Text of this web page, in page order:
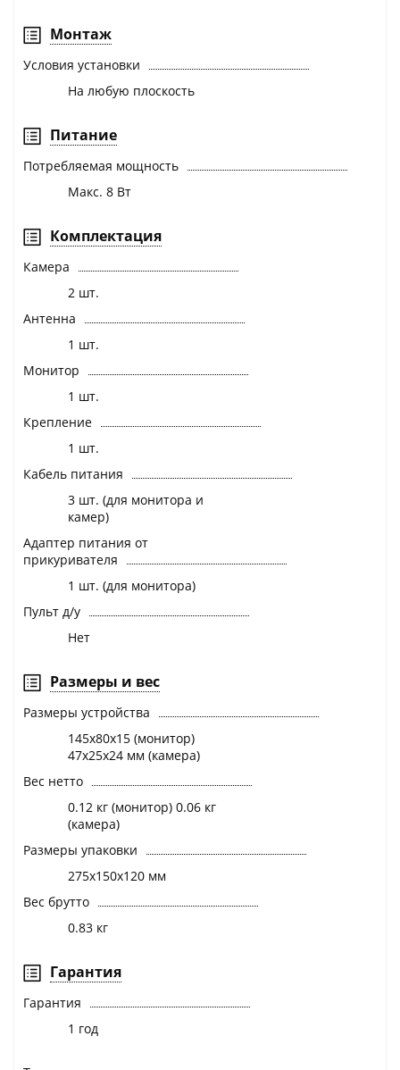
Монтаж
Условия установки
На любую плоскость
Питание
Потребляемая мощность
Макс. 8 Вт
Комплектация
Камера
2 шт.
Антенна
1 шт.
Монитор
1 шт.
Крепление
1 шт.
Кабель питания
3 шт. (для монитора и
камер)
Адаптер питания от
прикуривателя
1 шт. (для монитора)
Пульт д/у
Нет
Размеры и вес
Размеры устройства
145х80х15 (монитор)
47х25х24 мм (камера)
Вес нетто
0.12 кг (монитор) 0.06 кг
(камера)
Размеры упаковки
275х150х120 мм
Вес брутто
0.83 кг
Гарантия
Гарантия
1 год